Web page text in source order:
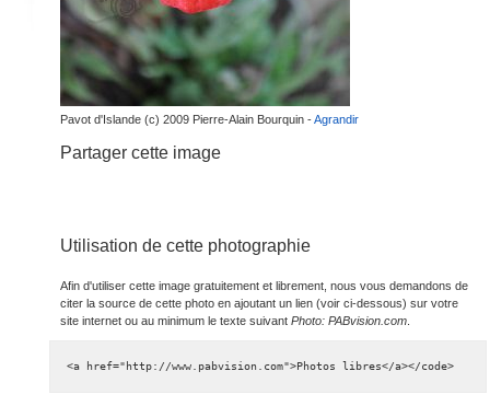
Pavot d'Islande (c) 2009 Pierre-Alain Bourquin -Agrandir
Partager cette image
Utilisation de cette photographie
Afin d'utiliser cette image gratuitement et librement, nous vous demandons de
citer la source de cette photo en ajoutant un lien (voir ci-dessous) sur votre
site internet ou au minimum le texte suivant Photo: PABvision.com
<a href="http://www.pabvision.com">Photos libres</a></code>